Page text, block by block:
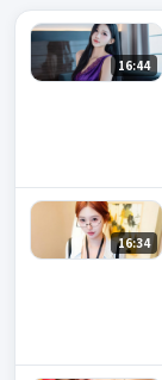
16:44
16:34